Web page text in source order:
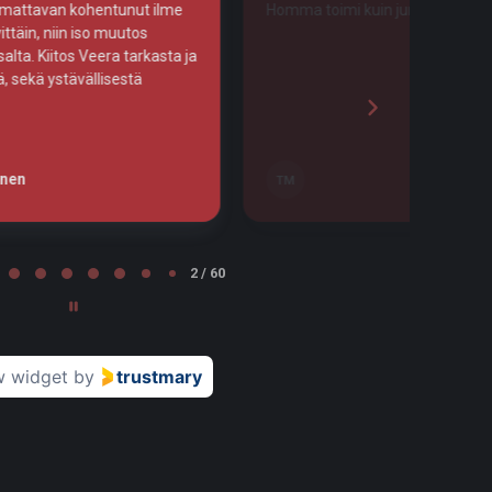
kuin junan vessa!
Tosi huolellista työtä!
2 / 60
widget by trustmary